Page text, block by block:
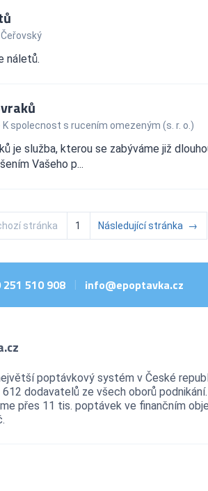
náletů.
K spolecnost s rucením omezeným (s. r. o.)
je služba, kterou se zabýváme již
Vašeho p...
stránka 1 Následující stránka →
251 510 908 | info@epoptavka.cz
poptávkový systém v České
dodavatelů ze všech oborů podnikání.
přes 11 tis. poptávek ve finančním